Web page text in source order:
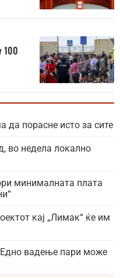
100
да порасне исто за сите
во недела локално
минималната плата
кај „Лимак“ ќе им
вадење пари може